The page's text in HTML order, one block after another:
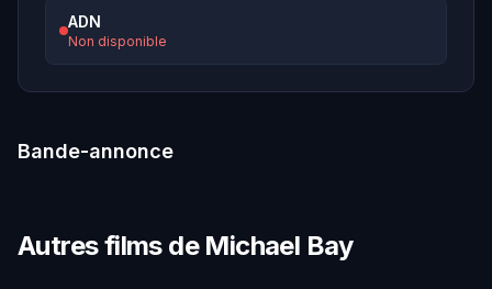
ADN
Non disponible
Bande-annonce
Autres films de Michael Bay